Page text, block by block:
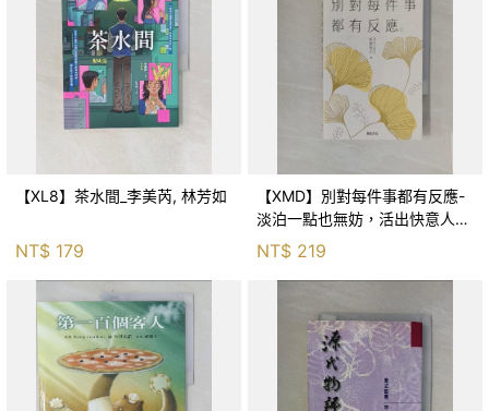
【XL8】茶水間_李美芮, 林芳如
NT$ 179
【XMD】別對每件事都有反應-
淡泊一點也無妨，活出快意人生
的99個禪練習！_枡野俊明, 黃
薇嬪
NT$ 219